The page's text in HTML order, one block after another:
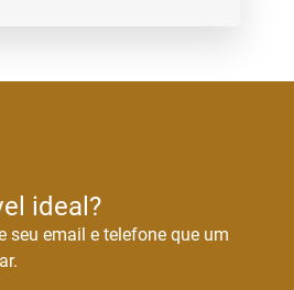
ideal?
seu email e telefone que um